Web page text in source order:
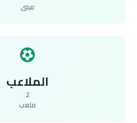
مبنى
الملاعب
2
ملعب